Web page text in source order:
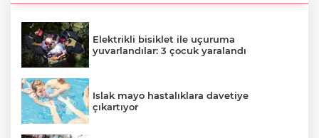
Elektrikli bisiklet ile uçuruma
yuvarlandılar: 3 çocuk yaralandı
Islak mayo hastalıklara davetiye
çıkartıyor